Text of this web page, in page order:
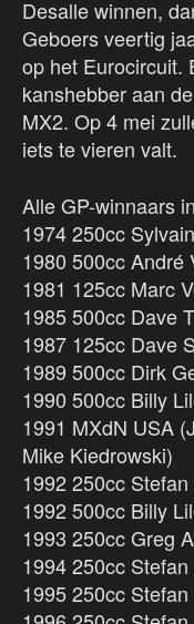
Desalle winnen,
Geboers veertig
op het Eurocircuit.
kanshebber aan
MX2. Op 4 mei
iets te vieren valt.
Alle GP-winnaars
1974 250cc
1980 500cc André
1981 125cc Marc
1985 500cc Dave
1987 125cc Dave
1989 500cc Dirk
1990 500cc Billy
1991 MXdN USA
Mike Kiedrowski)
1992 250cc
1992 500cc Billy
1993 250cc Greg
1994 250cc
1995 250cc